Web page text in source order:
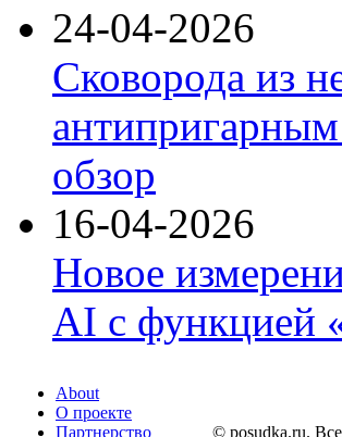
24-04-2026
Сковорода из
обзор
16-04-2026
Новое
AI с функцией
About
О проекте
Партнерство
© posudka.ru.